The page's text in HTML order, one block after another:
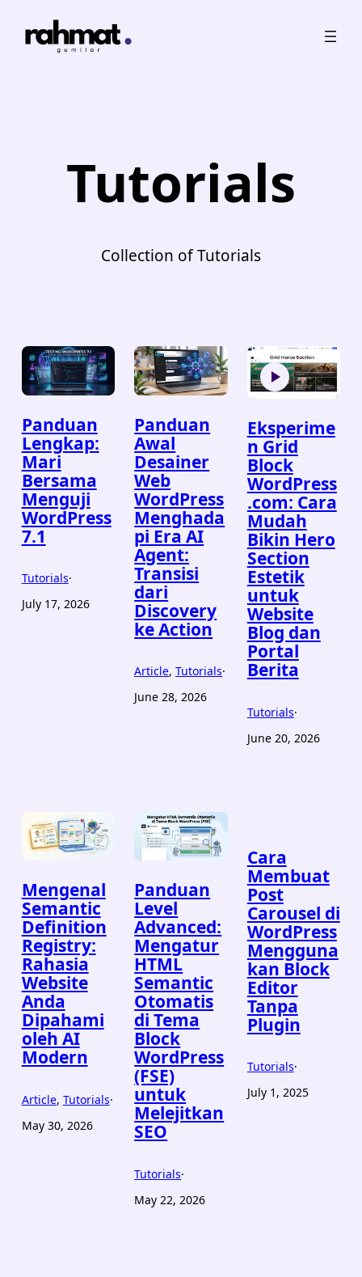
content
Tutorials
Collection of Tutorials
Panduan
Lengkap:
Mari
Bersama
Menguji
WordPress
7.1
Tutorials·
July 17, 2026
Panduan
Awal
Desainer
Web
WordPress
Menghada
pi Era AI
Agent:
Transisi
dari
Discovery
ke Action
Article, Tutorials·
June 28, 2026
Eksperime
n Grid
Block
WordPress
.com: Cara
Mudah
Bikin Hero
Section
Estetik
untuk
Website
Blog dan
Portal
Berita
Tutorials·
June 20, 2026
Mengenal
Semantic
Definition
Registry:
Rahasia
Website
Anda
Dipahami
oleh AI
Modern
Article, Tutorials·
May 30, 2026
Panduan
Level
Advanced:
Mengatur
HTML
Semantic
Otomatis
di Tema
Block
WordPress
(FSE)
untuk
Melejitkan
SEO
Tutorials·
May 22, 2026
Cara
Membuat
Post
Carousel di
WordPress
Mengguna
kan Block
Editor
Tanpa
Plugin
Tutorials·
July 1, 2025